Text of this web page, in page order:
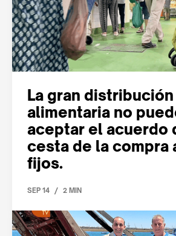
La gran distribución
alimentaria no
aceptar el acuerdo
cesta de la compra
fijos.
SEP 14 / 2 MIN